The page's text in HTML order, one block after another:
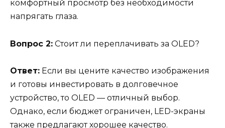
комфортный просмотр без необходимости
напрягать глаза.
Вопрос 2: Стоит ли переплачивать за OLED?
Ответ: Если вы цените качество изображения
и готовы инвестировать в долговечное
устройство, то OLED — отличный выбор.
Однако, если бюджет ограничен, LED-экраны
также предлагают хорошее качество.